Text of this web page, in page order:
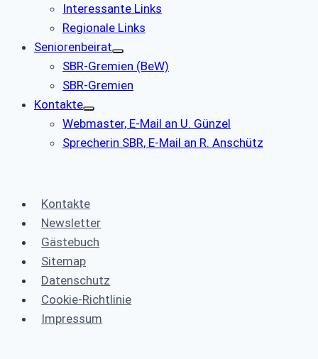
Interessante Links
Regionale Links
Seniorenbeirat
SBR-Gremien (BeW)
SBR-Gremien
Kontakte
Webmaster, E-Mail an U. Günzel
Sprecherin SBR, E-Mail an R. Anschütz
Kontakte
Newsletter
Gästebuch
Sitemap
Datenschutz
Cookie-Richtlinie
Impressum